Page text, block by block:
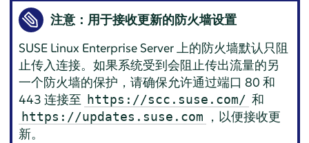
注意：用于接收更新的防火墙设置
SUSE Linux Enterprise Server上的防火墙默认只阻
止传入连接。如果系统受到会阻止传出流量的另
一个防火墙的保护，请确保允许通过端口 80 和
443 连接至 https://scc.suse.com/ 和
https://updates.suse.com
，以便接收更
新。